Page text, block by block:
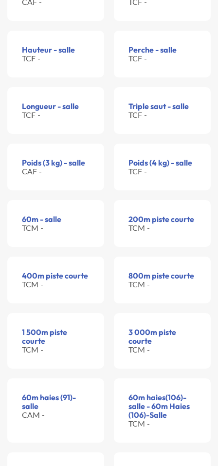
Hauteur - salle
TCF -
Perche - salle
TCF -
Longueur - salle
TCF -
Triple saut - salle
TCF -
Poids (3 kg) - salle
CAF -
Poids (4 kg) - salle
TCF -
60m - salle
TCM -
200m piste courte
TCM -
400m piste courte
TCM -
800m piste courte
TCM -
1 500m piste
courte
TCM -
3 000m piste
courte
TCM -
60m haies (91)-
salle
CAM -
60m haies(106)-
salle - 60m Haies
(106)-Salle
TCM -